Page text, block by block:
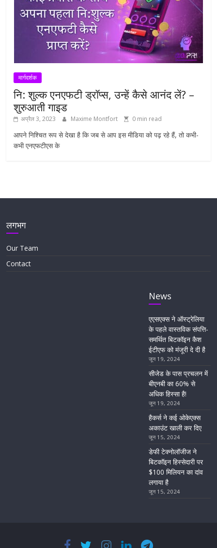
मार्गदर्शक
नि: शुल्क एनएफटी ड्रॉप्स, उन्हें कैसे आनंद लें? –
शुरुआती गाइड
अप्रैल 3, 2023 Maxime Montfort 0 min read
आपने निश्चित रूप से देखा है कि जब से आप इस मीडिया को पढ़ रहे हैं, तो कभी-
कभी एनएफटीएस के
लगभग
Our Team
Contact
News
एएसएक्स ने ऑस्ट्रेलिया
के पहले वास्तविक संपत्ति-
समर्थित बिटकॉइन कैश
ईटीएफ को मंजूरी दे दी है
जून 19, 2024
सीजेड के पास प्रचलन में
बीएनबी का 60% से
अधिक हिस्सा है!
जून 19, 2024
हैकर्स ने कई ओकेएक्स
अकाउंट खाली कर दिए
जून 15, 2024
डेफी टेक्नोलॉजीज ने
बिटकॉइन हिस्सेदारी पर
$100 मिलियन का दांव
लगाया है
जून 15, 2024